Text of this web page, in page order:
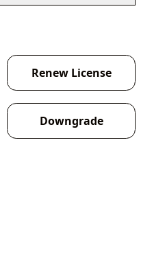
Renew License
Downgrade